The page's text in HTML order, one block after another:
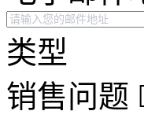
类型
销售问题